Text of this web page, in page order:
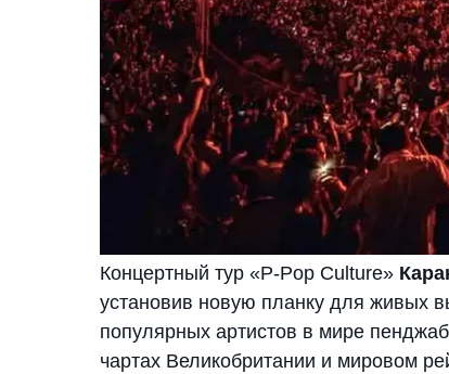
Концертный тур «P-Pop Culture»
установив новую планку для живых
популярных артистов в мире
чартах Великобритании и мировом